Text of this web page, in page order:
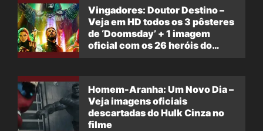
Vingadores: Doutor Destino –
Veja em HD todos os 3 pôsteres
de ‘Doomsday’ + 1 imagem
oficial com os 26 heróis do
Homem-Aranha: Um Novo Dia –
Veja imagens oficiais
descartadas do Hulk Cinza no
filme